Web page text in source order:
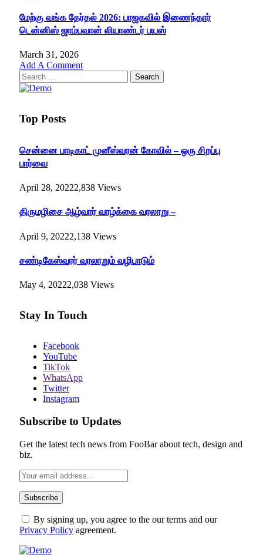
மேற்கு வங்க தேர்தல் 2026: பாஜகவில் இணைந்தார்
டென்னிஸ் ஜாம்பவான் லியாண்டர் பயஸ்
March 31, 2026
Add A Comment
Search
for:
Top Posts
சென்னை பாடிகாட் முனீஸ்வரன் கோவில் – ஒரு சிறப்பு
பார்வை
April 28, 20222,838 Views
திருமழிசை ஆழ்வார் வாழ்க்கை வரலாறு –
April 9, 20222,138 Views
சண்டிகேஸ்வரர் வரலாறும் வழிபாடும்
May 4, 20222,038 Views
Stay In Touch
Facebook
YouTube
TikTok
WhatsApp
Twitter
Instagram
Subscribe to Updates
Get the latest tech news from FooBar about tech, design and
biz.
By signing up, you agree to the our terms and our
Privacy Policy agreement.